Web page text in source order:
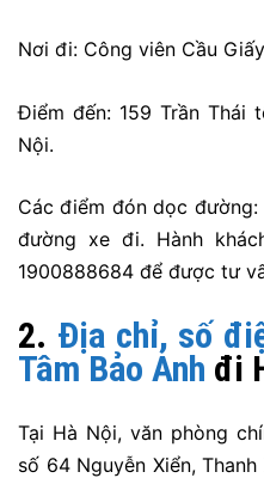
Nơi đi: Công viên Cầu
Điểm đến: 159 Trần Thái
Nội.
Các điểm đón dọc
đường xe đi. Hành
1900888684 để được tư
2. Địa chỉ, số
Tâm Bảo Anh đi
Tại Hà Nội, văn phòng
số 64 Nguyễn Xiển,